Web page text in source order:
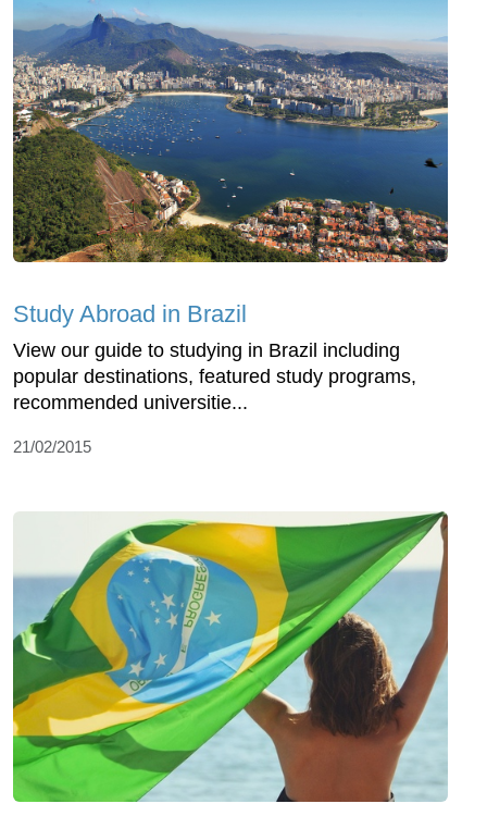
Study Abroad in Brazil
View our guide to studying in Brazil including
popular destinations, featured study programs,
recommended universitie...
21/02/2015